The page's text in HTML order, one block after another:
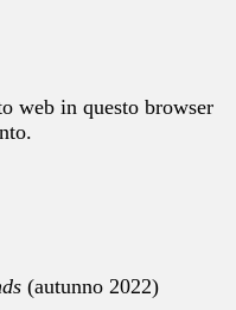
web in questo browser
(autunno 2022)